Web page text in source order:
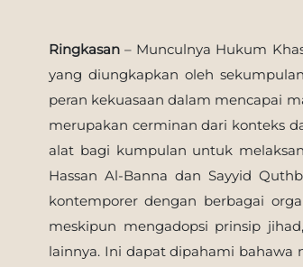
Ringkasan– Munculnya Hukum
yang diungkapkan oleh
peran kekuasaan dalam mencapai
merupakan cerminan dari konteks
alat bagi kumpulan untuk
Hassan Al-Banna dan Sayyid
kontemporer dengan berbagai
meskipun mengadopsi prinsip
lainnya. Ini dapat dipahami bahawa